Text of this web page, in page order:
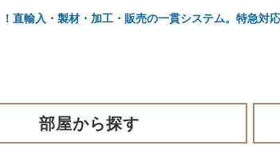
輸入・製材・加工・販売の一貫システム。特急対
部屋から探す